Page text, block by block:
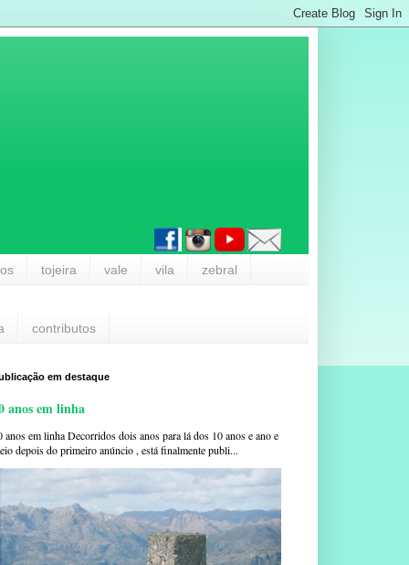
tojeira vale vila zebral
contributos
em destaque
anos em linha
anos em linha Decorridos dois anos para lá dos 10 anos e ano e
depois do primeiro anúncio , está finalmente publi...